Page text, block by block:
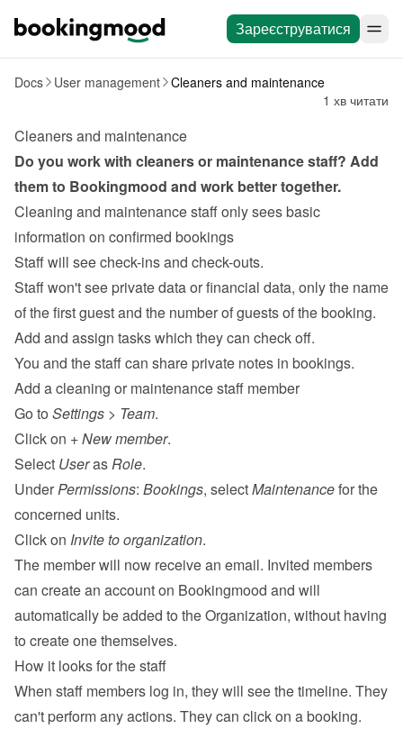
Зареєструватися
Docs User management Cleaners and maintenance
1 хв читати
Cleaners and maintenance
Do you work with cleaners or maintenance staff? Add
them to Bookingmood and work better together.
Cleaning and maintenance staff only sees basic
information on confirmed bookings
Staff will see check-ins and check-outs.
Staff won't see private data or financial data, only the name
of the first guest and the number of guests of the booking.
Add and assign tasks which they can check off.
You and the staff can share private notes in bookings.
Add a cleaning or maintenance staff member
Go to Settings > Team.
Click on + New member.
Select User as Role.
Under Permissions: Bookings, select Maintenance for the
concerned units.
Click on Invite to organization.
The member will now receive an email. Invited members
can create an account on Bookingmood and will
automatically be added to the Organization, without having
to create one themselves.
How it looks for the staff
When staff members log in, they will see the timeline. They
can't perform any actions. They can click on a booking.